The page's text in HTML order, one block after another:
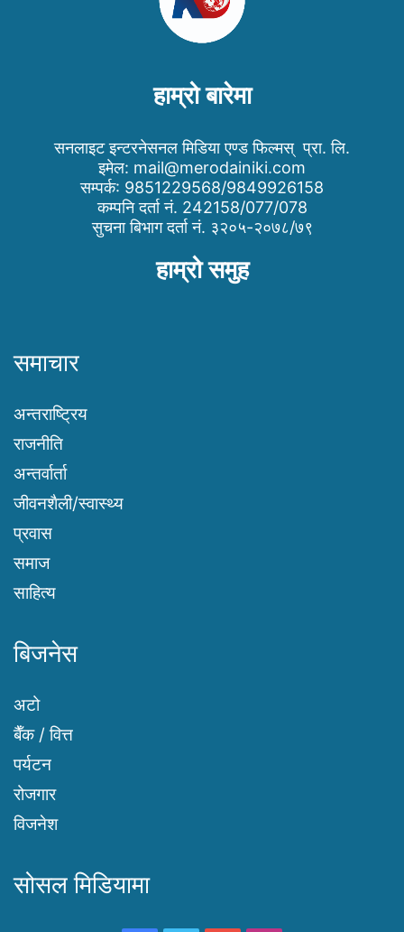
हाम्रो बारेमा
सनलाइट इन्टरनेसनल मिडिया एण्ड फिल्मस् प्रा. लि.
इमेल: mail@merodainiki.com
सम्पर्क: 9851229568/9849926158
कम्पनि दर्ता नं. 242158/077/078
सुचना बिभाग दर्ता नं. ३२०५-२०७८/७९
हाम्रो समुह
समाचार
अन्तराष्ट्रिय
राजनीति
अन्तर्वार्ता
जीवनशैली/स्वास्थ्य
प्रवास
समाज
साहित्य
बिजनेस
अटो
बैँक / वित्त
पर्यटन
रोजगार
विजनेश
सोसल मिडियामा